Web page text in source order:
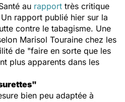
au rapport très critique
rapport publié hier sur la
contre le tabagisme. Une
Marisol Touraine chez les
de "faire en sorte que les
plus apparents dans les
bien peu adaptée à